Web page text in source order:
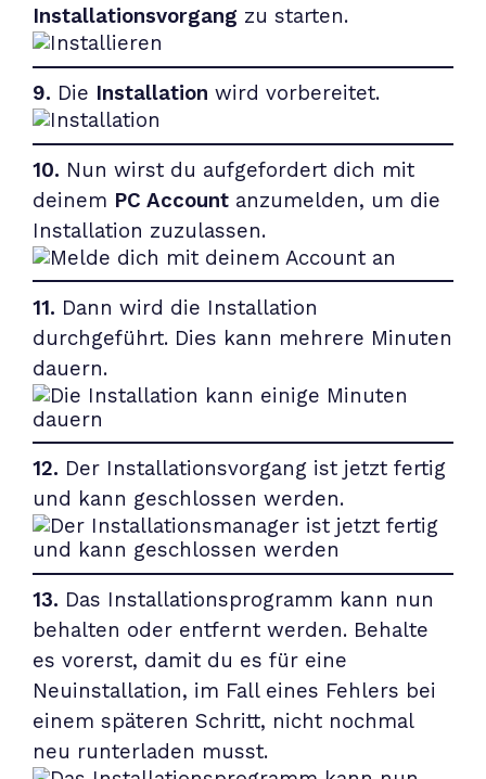
Installationsvorgang zu starten.
9. Die Installation wird vorbereitet.
10. Nun wirst du aufgefordert dich mit
deinem PC Account anzumelden, um die
Installation zuzulassen.
11. Dann wird die Installation
durchgeführt. Dies kann mehrere Minuten
dauern.
12. Der Installationsvorgang ist jetzt fertig
und kann geschlossen werden.
13. Das Installationsprogramm kann nun
behalten oder entfernt werden. Behalte
es vorerst, damit du es für eine
Neuinstallation, im Fall eines Fehlers bei
einem späteren Schritt, nicht nochmal
neu runterladen musst.